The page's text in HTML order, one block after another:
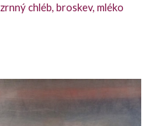
chléb, broskev, mléko